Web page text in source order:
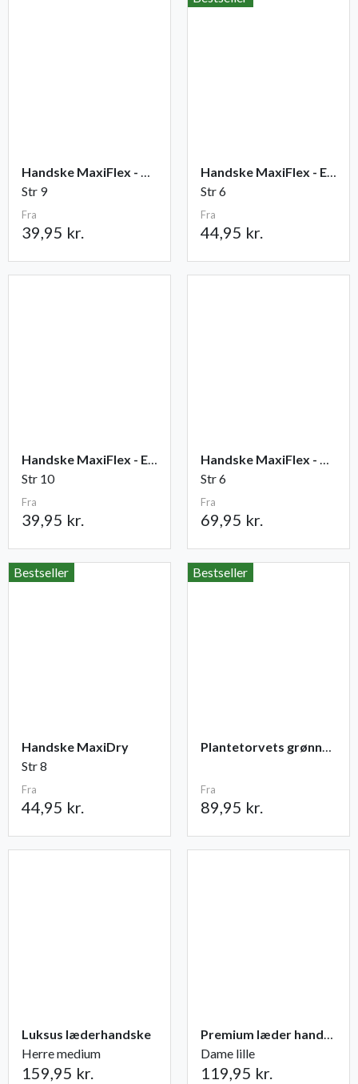
Handske MaxiFlex - Ultimate
Str 9
Fra
39,95 kr.
Handske MaxiFlex - Endurance
Str 6
Fra
44,95 kr.
Handske MaxiFlex - Elite
Str 10
Fra
39,95 kr.
Handske MaxiFlex - Cut
Str 6
Fra
69,95 kr.
Bestseller
Handske MaxiDry
Str 8
Fra
44,95 kr.
Bestseller
Plantetorvets grønne vandingspose 75 liter
Fra
89,95 kr.
Luksus læderhandske
Herre medium
159,95 kr.
Premium læder handske Flutter
Dame lille
119,95 kr.